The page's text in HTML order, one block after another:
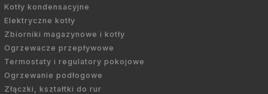
Kotły kondensacyjne
Elektryczne kotły
Zbiorniki magazynowe i kotły
Ogrzewacze przepływowe
Termostaty i regulatory pokojowe
Ogrzewanie podłogowe
Złączki, kształtki do rur